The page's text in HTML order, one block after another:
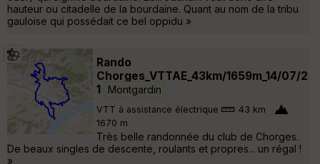
hauteur ou citadelle de la bourdaine. Quant au nom de la tribu
gauloise qui possédait ce bel oppidu »
Rando
Chorges_VTTAE_43km/1659m_14/07/2
1
Montgardin
VTT à assistance électrique
43 km
1670 m
Très belle randonnée du club de Chorges.
De beaux singles de descente, roulants et propres... un régal !
»